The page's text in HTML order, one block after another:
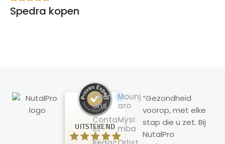
Spedra kopen
UITSTEKEND
Klantbeoordelingen en ervaringen
voor
NutalPro
Over
ons
Conta
ct
Mounj
aro
Mysi
mba
“Gezondheid
voorop, met elke
stap die u zet. Bij
NutalPro